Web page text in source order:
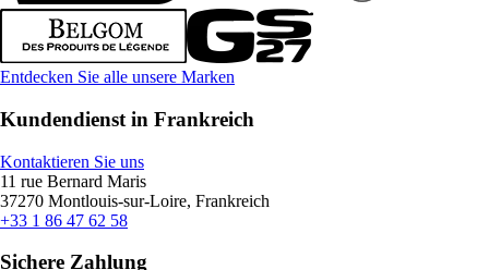
Entdecken Sie alle unsere Marken
Kundendienst in Frankreich
Kontaktieren Sie uns
11 rue Bernard Maris
37270 Montlouis-sur-Loire, Frankreich
+33 1 86 47 62 58
Sichere Zahlung